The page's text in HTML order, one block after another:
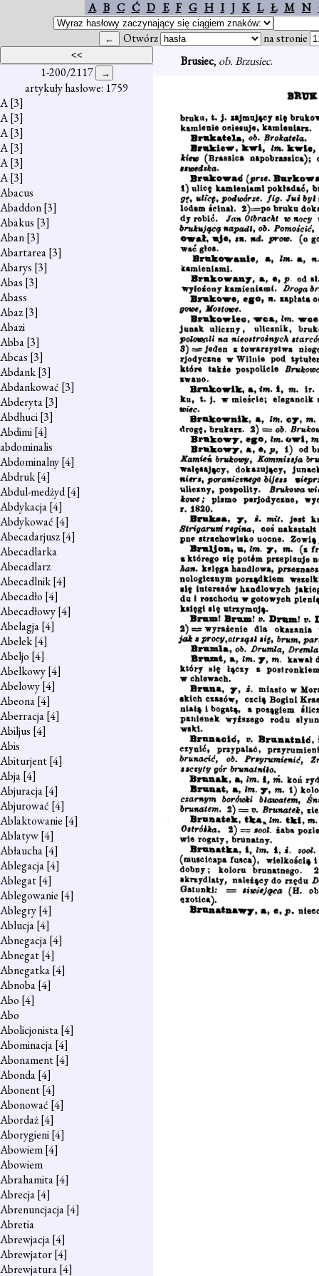
A B C Ć D E F G H I J K L Ł M N
Otwórz na stronie
1-200/2117
artykuły hasłowe: 1759
A[3]
A[3]
A[3]
A[3]
A[3]
A[3]
Abacus
Abaddon[3]
Abakus [3]
Aban[3]
Abartarea[3]
Abarys [3]
Abas [3]
Abass
Abaz[3]
Abazi
Abba[3]
Abcas [3]
Abdank[3]
Abdankować [3]
Abderyta[3]
Abdhuci[3]
Abdimi[4]
abdominalis
Abdominalny[4]
Abdruk[4]
Abdul-medżyd[4]
Abdykacja[4]
Abdykować [4]
Abecadarjusz[4]
Abecadlarka
Abecadlarz
Abecadlnik[4]
Abecadło [4]
Abecadłowy[4]
Abelagja[4]
Abelek[4]
Abeljo [4]
Abelkowy[4]
Abelowy[4]
Abeona[4]
Aberracja[4]
Abiljus [4]
Abis
Abiturjent[4]
Abja[4]
Abjuracja[4]
Abjurować [4]
Ablaktowanie [4]
Ablatyw[4]
Abłaucha[4]
Ablegacja[4]
Ablegat[4]
Ablegowanie [4]
Ablegry[4]
Ablucja[4]
Abnegacja[4]
Abnegat[4]
Abnegatka[4]
Abnoba[4]
Abo [4]
Abo
Abolicjonista[4]
Abominacja[4]
Abonament[4]
Abonda[4]
Abonent[4]
Abonować [4]
Abordaż[4]
Aborygieni[4]
Abowiem[4]
Abowiem
Abrahamita[4]
Abrecja[4]
Abrenuncjacja[4]
Abretia
Abrewjacja[4]
Abrewjator[4]
Abrewjatura[4]
Brusiec, ob. Brzusiec.